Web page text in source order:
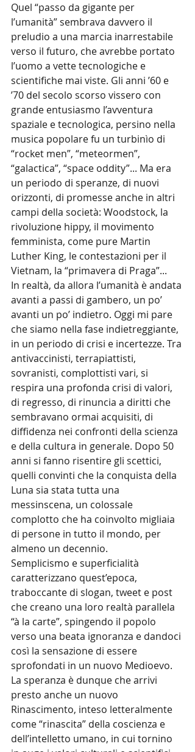
Quel “passo da gigante per
l’umanità” sembrava davvero il
preludio a una marcia inarrestabile
verso il futuro, che avrebbe portato
l’uomo a vette tecnologiche e
scientifiche mai viste. Gli anni ’60 e
’70 del secolo scorso vissero con
grande entusiasmo l’avventura
spaziale e tecnologica, persino nella
musica popolare fu un turbinìo di
“rocket men”, “meteormen”,
“galactica”, “space oddity”... Ma era
un periodo di speranze, di nuovi
orizzonti, di promesse anche in altri
campi della società: Woodstock, la
rivoluzione hippy, il movimento
femminista, come pure Martin
Luther King, le contestazioni per il
Vietnam, la “primavera di Praga”...
In realtà, da allora l’umanità è andata
avanti a passi di gambero, un po’
avanti un po’ indietro. Oggi mi pare
che siamo nella fase indietreggiante,
in un periodo di crisi e incertezze. Tra
antivaccinisti, terrapiattisti,
sovranisti, complottisti vari, si
respira una profonda crisi di valori,
di regresso, di rinuncia a diritti che
sembravano ormai acquisiti, di
diffidenza nei confronti della scienza
e della cultura in generale. Dopo 50
anni si fanno risentire gli scettici,
quelli convinti che la conquista della
Luna sia stata tutta una
messinscena, un colossale
complotto che ha coinvolto migliaia
di persone in tutto il mondo, per
almeno un decennio.
Semplicismo e superficialità
caratterizzano quest’epoca,
traboccante di slogan, tweet e post
che creano una loro realtà parallela
“à la carte”, spingendo il popolo
verso una beata ignoranza e dandoci
così la sensazione di essere
sprofondati in un nuovo Medioevo.
La speranza è dunque che arrivi
presto anche un nuovo
Rinascimento, inteso letteralmente
come “rinascita” della coscienza e
dell’intelletto umano, in cui tornino